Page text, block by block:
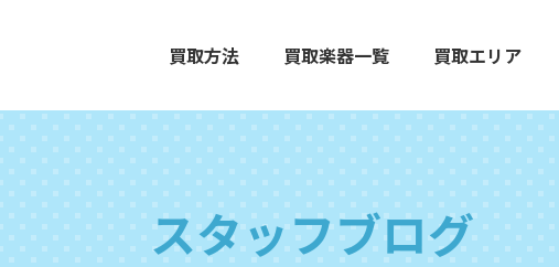
買取方法 買取楽器一覧 買取エリア
スタッフブログ